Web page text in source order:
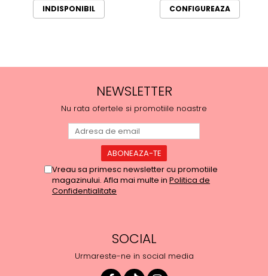
INDISPONIBIL CONFIGUREAZA
NEWSLETTER
Nu rata ofertele si promotiile noastre
Vreau sa primesc newsletter cu promotiile
magazinului. Afla mai multe in Politica de
Confidentialitate
SOCIAL
Urmareste-ne in social media